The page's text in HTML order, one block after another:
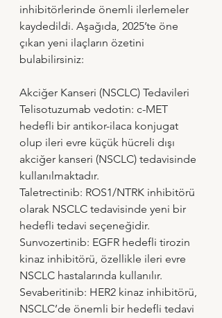
inhibitörlerinde önemli ilerlemeler
kaydedildi. Aşağıda, 2025’te öne
çıkan yeni ilaçların özetini
bulabilirsiniz:
Akciğer Kanseri (NSCLC) Tedavileri
Telisotuzumab vedotin: c-MET
hedefli bir antikor-ilaca konjugat
olup ileri evre küçük hücreli dışı
akciğer kanseri (NSCLC) tedavisinde
kullanılmaktadır.
Taletrectinib: ROS1/NTRK inhibitörü
olarak NSCLC tedavisinde yeni bir
hedefli tedavi seçeneğidir.
Sunvozertinib: EGFR hedefli tirozin
kinaz inhibitörü, özellikle ileri evre
NSCLC hastalarında kullanılır.
Sevaberitinib: HER2 kinaz inhibitörü,
NSCLC’de önemli bir hedefli tedavi